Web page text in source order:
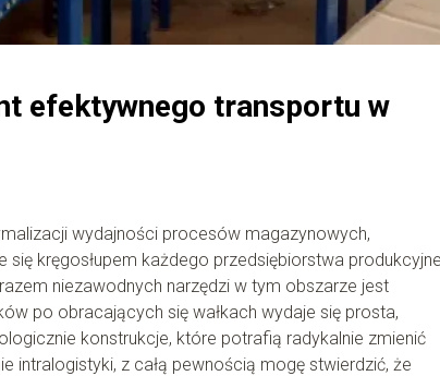
efektywnego transportu w
wydajności procesów magazynowych,
kręgosłupem każdego przedsiębiorstwa
niezawodnych narzędzi w tym obszarze jest
po obracających się wałkach wydaje się prosta,
konstrukcje, które potrafią radykalnie zmienić
z całą pewnością mogę stwierdzić, że